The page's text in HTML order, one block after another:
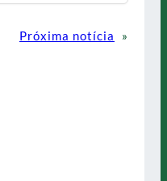
Próxima notícia
»